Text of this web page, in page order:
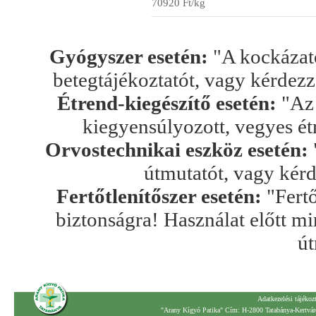
70920 Ft/kg
Gyógyszer esetén: "A
betegtájékoztatót, vagy
Étrend-kiegészítő esetén: "Az
kiegyensúlyozott, vegyes
Orvostechnikai eszköz esetén:
útmutatót, vagy
Fertőtlenítőszer esetén:
biztonságra! Használat előtt
Adatkezelési
"Arany Kígyó Patika" Cím: H-2800 Tatabánya-